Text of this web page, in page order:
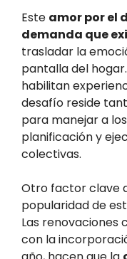
Este amor por el
demanda que
trasladar la
pantalla del
habilitan
desafío reside
para manejar a
planificación y
colectivas.
Otro factor clave
popularidad de
Las renovaciones
con la